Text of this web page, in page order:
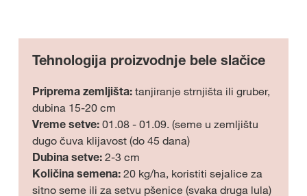
Tehnologija proizvodnje bele slačice
Priprema zemljišta: tanjiranje strnjišta ili gruber,
dubina 15-20 cm
Vreme setve: 01.08 - 01.09. (seme u zemljištu
dugo čuva klijavost (do 45 dana)
Dubina setve: 2-3 cm
Količina semena: 20 kg/ha, koristiti sejalice za
sitno seme ili za setvu pšenice (svaka druga lula)